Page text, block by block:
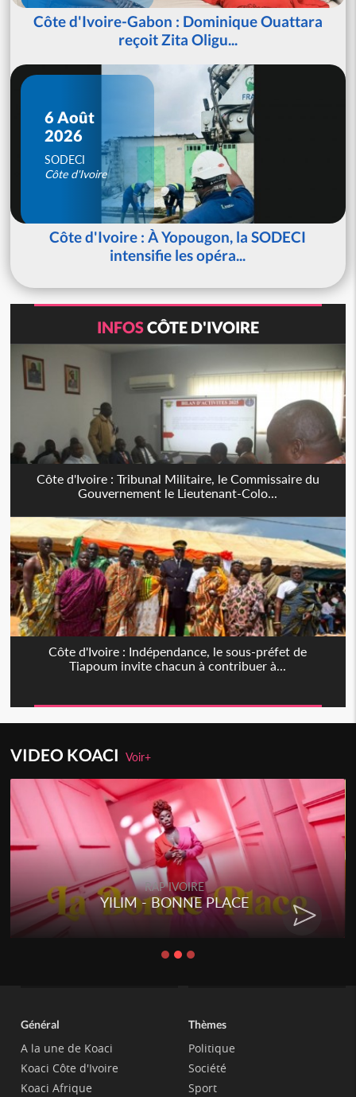
Côte d'Ivoire-Gabon : Dominique Ouattara
reçoit Zita Oligu...
6 Août
2026
SODECI
Côte d'Ivoire
Côte d'Ivoire : À Yopougon, la SODECI
intensifie les opéra...
INFOSCÔTE D'IVOIRE
Côte d'Ivoire : Tribunal Militaire, le Commissaire du
Gouvernement le Lieutenant-Colo...
Côte d'Ivoire : Indépendance, le sous-préfet de
Tiapoum invite chacun à contribuer à...
VIDEO KOACIVoir+
RAP IVOIRE
YILIM - BONNE PLACE
Général
A la une de Koaci
Koaci Côte d'Ivoire
Koaci Afrique
Thèmes
Politique
Société
Sport